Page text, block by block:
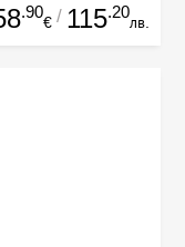
.90
€ / 115.20
лв.